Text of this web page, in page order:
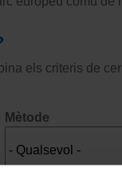
els criteris de
Mètode